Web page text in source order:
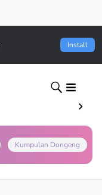
Install
Kumpulan Dongeng